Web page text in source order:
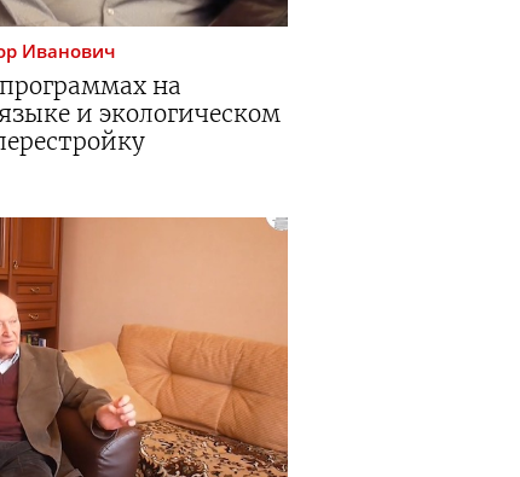
Иванович
на
и экологическом